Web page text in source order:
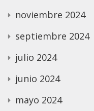
noviembre 2024
septiembre 2024
julio 2024
junio 2024
mayo 2024